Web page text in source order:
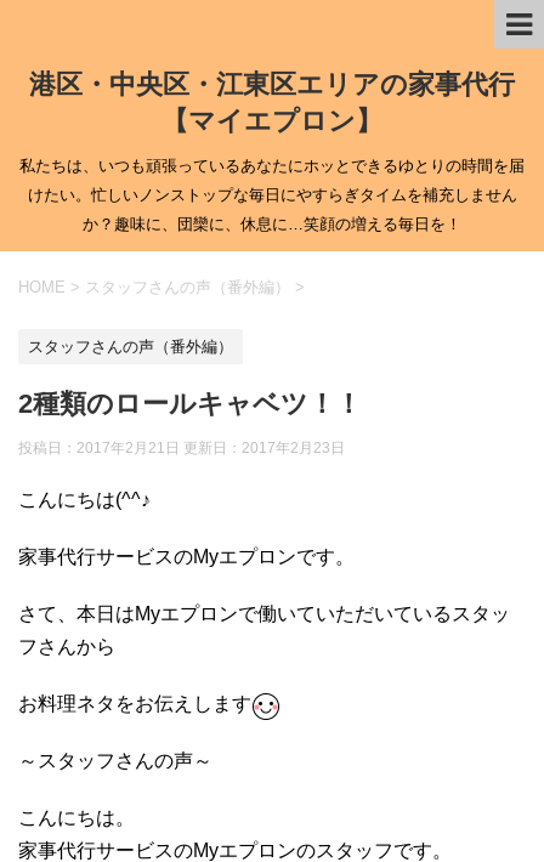
港区・中央区・江東区エリアの家事代行
【マイエプロン】
私たちは、いつも頑張っているあなたにホッとできるゆとりの時間を届
けたい。忙しいノンストップな毎日にやすらぎタイムを補充しません
か？趣味に、団欒に、休息に…笑顔の増える毎日を！
HOME > スタッフさんの声（番外編） >
スタッフさんの声（番外編）
2種類のロールキャベツ！！
投稿日：2017年2月21日 更新日： 2017年2月23日
こんにちは(^^♪
家事代行サービスのMyエプロンです。
さて、本日はMyエプロンで働いていただいているスタッ
フさんから
お料理ネタをお伝えします
～スタッフさんの声～
こんにちは。
家事代行サービスのMyエプロンのスタッフです。